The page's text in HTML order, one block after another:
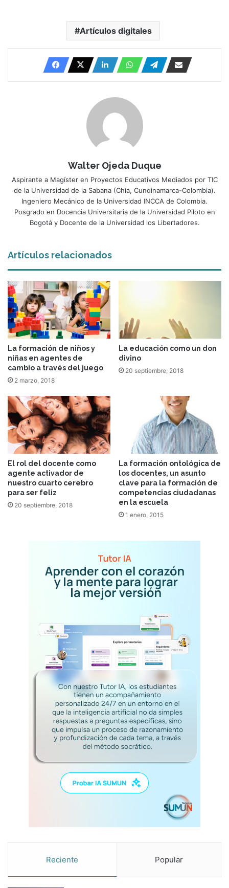
Artículos digitales
Walter Ojeda Duque
Aspirante a Magíster en Proyectos Educativos Mediados por TIC
de la Universidad de la Sabana (Chía, Cundinamarca-Colombia).
Ingeniero Mecánico de la Universidad INCCA de Colombia.
Posgrado en Docencia Universitaria de la Universidad Piloto en
Bogotá y Docente de la Universidad los Libertadores.
Artículos relacionados
La formación de niños y
niñas en agentes de
cambio a través del juego
2 marzo, 2018
La educación como un don
divino
20 septiembre, 2018
El rol del docente como
agente activador de
nuestro cuarto cerebro
para ser feliz
20 septiembre, 2018
La formación ontológica de
los docentes, un asunto
clave para la formación de
competencias ciudadanas
en la escuela
1 enero, 2015
Reciente Popular